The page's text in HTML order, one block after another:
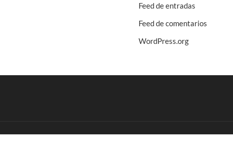
Feed de entradas
Feed de comentarios
WordPress.org